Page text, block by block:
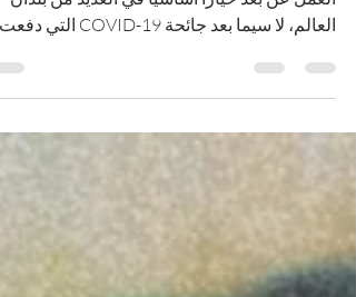
في ظل التحولات الرقمية المتسارعة عالميًا،
العمل عن بُعد خيارًا أساسيًا في العديد من بلدان
العالم، لا سيما بعد جائحة COVID-19 التي دفعت
أسواق التوظيف الحديثة، هناك مئات الوظائف
المتاحة عن بُعد حاليًا في العراق في مجالات
وغيرها، حيث تُوجد أكثر من 2,000 فرصة
عن بُعد في صناعات تقنية مختلفة بحسب أحدث
بيانات الوظائف الرقمية. ورغم هذه الفرص